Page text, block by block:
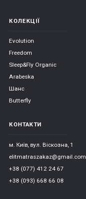
КОЛЕКЦІЇ
Evolution
Freedom
Sleep&Fly Organic
Arabeska
Шанс
Butterfly
КОНТАКТИ
м. Київ, вул. Віскозна, 1
elitmatraszakaz@gmail.com
+38 (077) 412 24 67
+38 (093) 668 66 08